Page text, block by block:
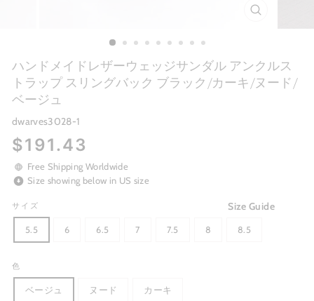
(ESC)
ハンドメイドレザーウェッジサンダル アンクルス
トラップ スリングバック ブラック/カーキ/ヌード/
ベージュ
dwarves3028-1
Regular
price
$191.43
Free Shipping Worldwide
Size showing below in US size
Size Guide
サイズ
5.5 6 6.5 7 7.5 8 8.5
色
ベージュ ヌード カーキ